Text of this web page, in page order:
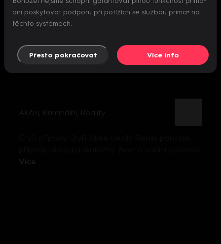
Nepodařilo se inicializovat přehrávač
Akční Kriminální Reality
Více
ani poskytovat podporu při potížích se službou prima+ na
těchto systémech.
Přesto pokračovat Více info